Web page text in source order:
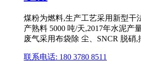
煤粉为燃料,生产工艺采用新型干
产熟料 5000 吨/天,2017年水泥产
废气采用布袋除 尘、SNCR 脱硝
联系电话: 180 3780 8511